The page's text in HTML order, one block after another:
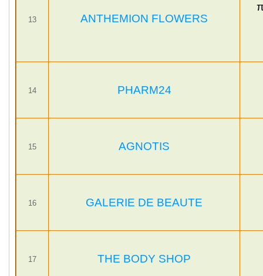
13 ANTHEMION FLOWERS
14 PHARM24
15 AGNOTIS
16 GALERIE DE BEAUTE
17 THE BODY SHOP